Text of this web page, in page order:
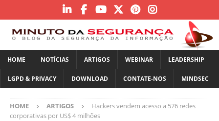
HOME NOTÍCIAS ARTIGOS WEBINAR LEADERSHIP
LGPD & PRIVACY DOWNLOAD CONTATE-NOS MINDSEC
HOME ARTIGOS
Hackers vendem acesso a 576 redes
corporativas por US$ 4 milhões